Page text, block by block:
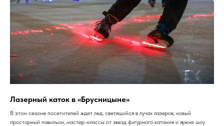
Лазерный каток в «Брусницыне»
В этом сезоне посетителей ждет лед, светящийся в лучах лазеров, новый
просторный павильон, мастер-классы от звезд фигурного катания и яркие шоу